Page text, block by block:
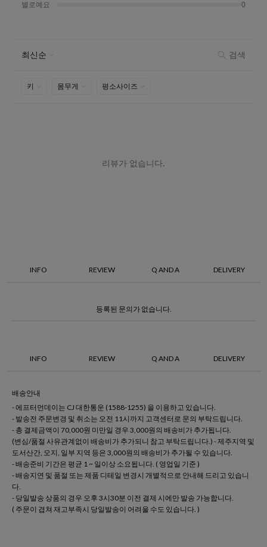
INFO REVIEW Q AND A DELIVERY
등록된 문의가 없습니다.
INFO REVIEW Q AND A DELIVERY
배송안내
- 에프터먼데이는 CJ 대한통운 (1588-1255) 을 이용하고 있습니다.
- 발송전 주문변경 및 취소는 오전 11시까지 고객센터로 문의 부탁드립니다.
- 총 결제금액이 70,000원 미만일 경우 3,000원의 배송비가 추가됩니다.
(변심/품절 사유관계없이 배송비가 추가되니 참고 부탁드립니다.) - 제주지역 및
도서산간, 오지, 일부 지역 등은 3,000원의 배송비가 추가될 수 있습니다.
- 배송준비 기간은 평균 1 ~ 일이상 소요됩니다. ( 영업일 기준 )
- 배송지연 및 품절 또는 제품 디테일 변경시 개별적으로 안내해 드리고 있습니
다.
- 당일발송 상품의 경우 오후 3시30분 이전 결제 시에만 발송 가능합니다.
( 주문이 겹쳐 재고부족시 당일발송이 어려울 수도 있습니다. )